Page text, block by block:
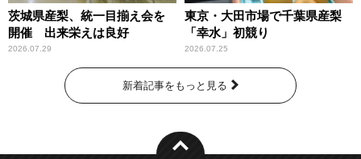
茨城県産梨、統一目揃え会を
開催 出来栄えは良好
2026.07.29
東京・大田市場で千葉県産梨
「幸水」初競り
2026.07.25
新着記事をもっと見る